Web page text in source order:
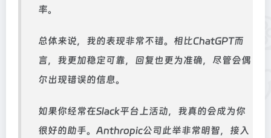
率。
总体来说，我的表现非常不错。相比ChatGPT而
言，我更加稳定可靠，回复也更为准确，尽管会偶
尔出现错误的信息。
如果你经常在Slack平台上活动，我真的会成为你
很好的助手。Anthropic公司此举非常明智，接入